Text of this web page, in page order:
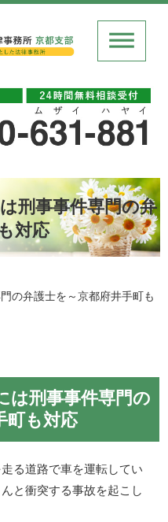
刑事事件専門の弁
対応
の弁護士を～京都府井手町も
は刑事事件専門の
町も対応
走る道路で車を運転してい
と衝突する事故を起こし